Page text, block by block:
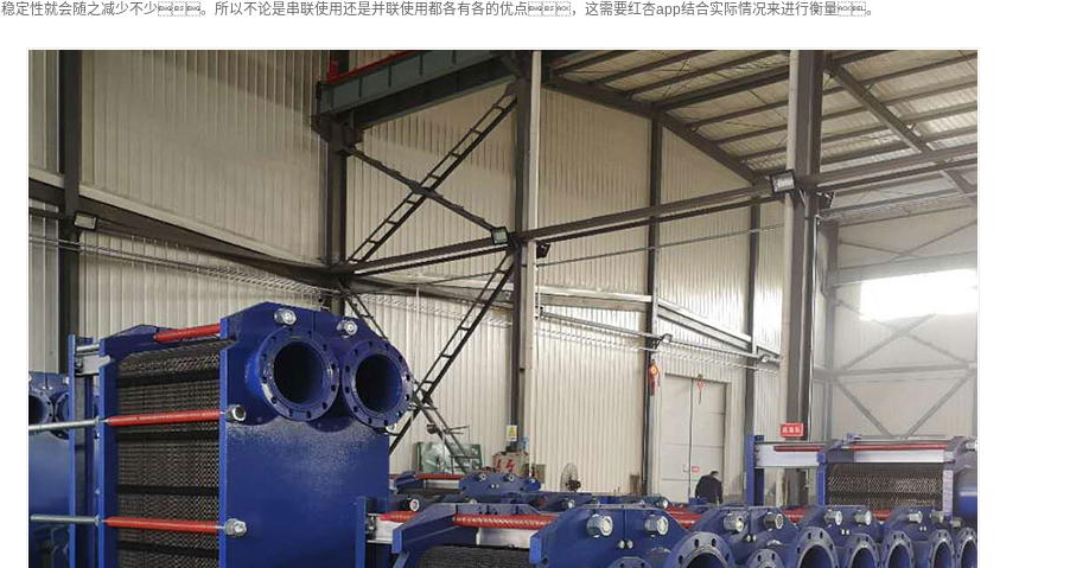
稳定性就会随之减少不少。所以不论是串联使用还是并联使用都各有各的优点，这需要红杏app结合实际情况来进行衡量。